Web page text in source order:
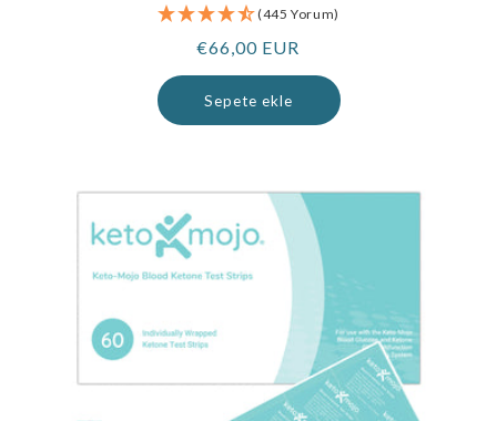
(445 Yorum)
Normal
fiyat
€66,00 EUR
Sepete ekle